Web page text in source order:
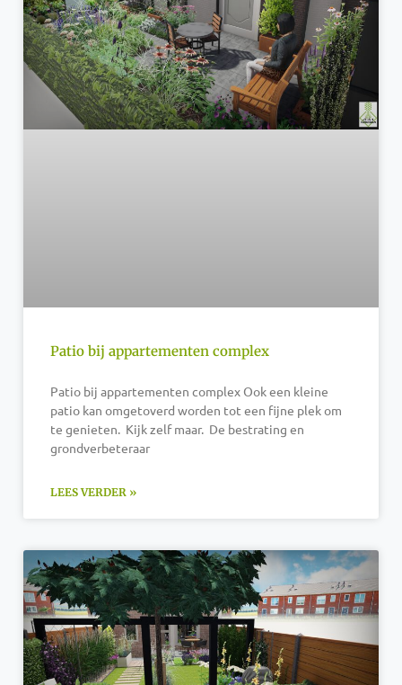
Patio bij appartementen complex
Patio bij appartementen complex Ook een kleine
patio kan omgetoverd worden tot een fijne plek om
te genieten. Kijk zelf maar. De bestrating en
grondverbeteraar
LEES VERDER »